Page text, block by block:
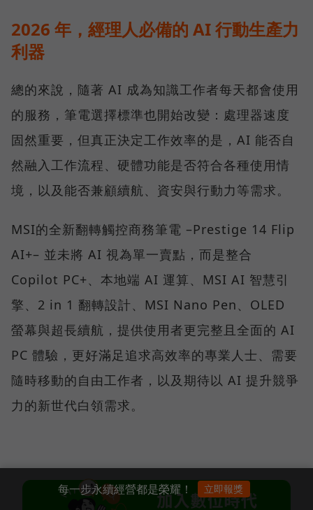
2026 年，經理人必備的 AI 行動生產力
利器
總的來說，隨著 AI 成為知識工作者每天都會使用
的服務，筆電選擇標準也開始改變：處理器速度
固然重要，但真正決定工作效率的是，AI 能否自
然融入工作流程、硬體功能是否符合各種使用情
境，以及能否兼顧續航、資安與行動力等需求。
MSI的全新翻轉觸控商務筆電 –Prestige 14 Flip
AI+– 並未將 AI 視為單一賣點，而是整合
Copilot PC+、本地端 AI 運算、MSI AI 智慧引
擎、2 in 1 翻轉設計、MSI Nano Pen、OLED
螢幕與超長續航，提供使用者更完整且全面的 AI
PC 體驗，更好滿足追求高效率的專業人士、需要
隨時移動的自由工作者，以及期待以 AI 提升競爭
力的新世代白領需求。
每一步永續經營都是榮耀！ 立即報獎